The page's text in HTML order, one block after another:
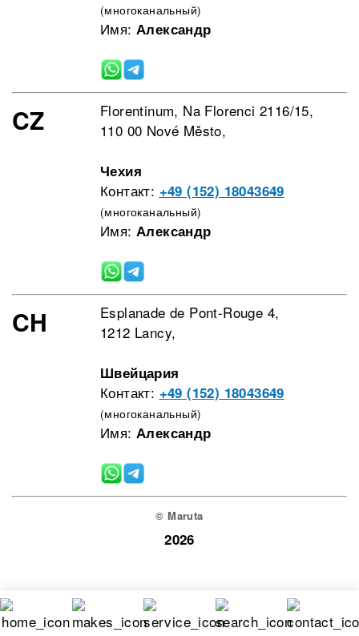
(многоканальный)
Имя: Александр
CZ
Florentinum, Na Florenci 2116/15,
110 00 Nové Město,
Чехия
Контакт: +49 (152) 18043649
(многоканальный)
Имя: Александр
CH
Esplanade de Pont-Rouge 4,
1212 Lancy,
Швейцария
Контакт: +49 (152) 18043649
(многоканальный)
Имя: Александр
© Maruta
2026